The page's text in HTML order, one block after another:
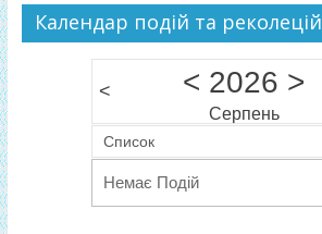
Календар подій та реколецій
< < 2026 >
Серпень
Список
Немає Подій